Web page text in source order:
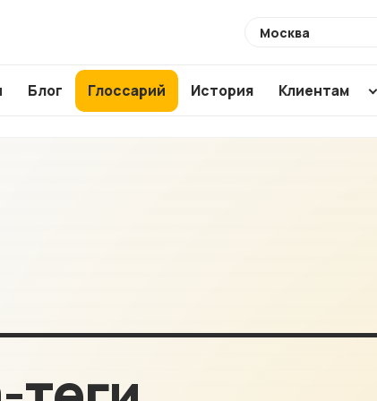
Выберите
Корпоративные
Лендинги и
Блог Глоссарий История Клиентам